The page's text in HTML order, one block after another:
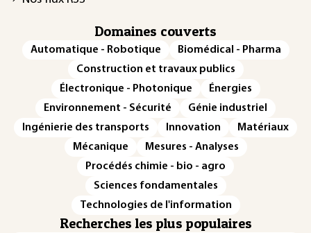
Domaines couverts
Automatique - Robotique
Biomédical - Pharma
Construction et travaux publics
Électronique - Photonique
Énergies
Environnement - Sécurité
Génie industriel
Ingénierie des transports
Innovation
Matériaux
Mécanique
Mesures - Analyses
Procédés chimie - bio - agro
Sciences fondamentales
Technologies de l'information
Recherches les plus populaires